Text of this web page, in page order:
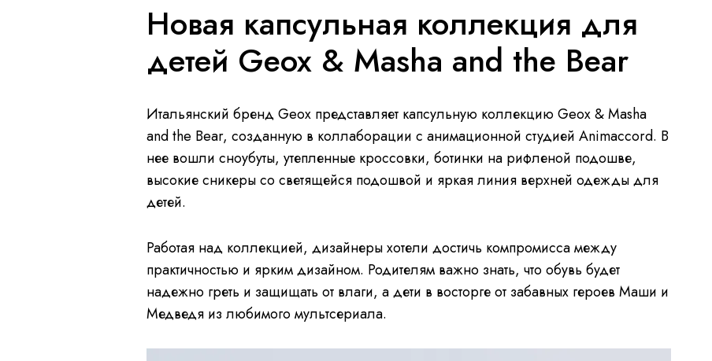
Новая капсульная коллекция для
детей Geox & Masha and the Bear
Итальянский бренд Geox представляет капсульную коллекцию Geox & Masha
and the Bear, созданную в коллаборации с анимационной студией Animaccord. В
нее вошли сноубуты, утепленные кроссовки, ботинки на рифленой подошве,
высокие сникеры со светящейся подошвой и яркая линия верхней одежды для
детей.
Работая над коллекцией, дизайнеры хотели достичь компромисса между
практичностью и ярким дизайном. Родителям важно знать, что обувь будет
надежно греть и защищать от влаги, а дети в восторге от забавных героев Маши и
Медведя из любимого мультсериала.